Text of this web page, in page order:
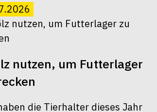
nutzen, um Futterlager
die Tierhalter dieses Jahr